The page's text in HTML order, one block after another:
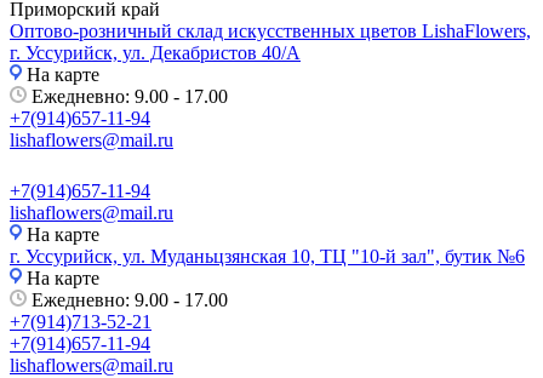
Приморский край
Оптово-розничный склад искусственных цветов LishaFlowers,
г. Уссурийск, ул. Декабристов 40/А
На карте
Ежедневно: 9.00 - 17.00
+7(914)657-11-94
lishaflowers@mail.ru
+7(914)657-11-94
lishaflowers@mail.ru
На карте
г. Уссурийск, ул. Муданьцзянская 10, ТЦ "10-й зал", бутик №6
На карте
Ежедневно: 9.00 - 17.00
+7(914)713-52-21
+7(914)657-11-94
lishaflowers@mail.ru